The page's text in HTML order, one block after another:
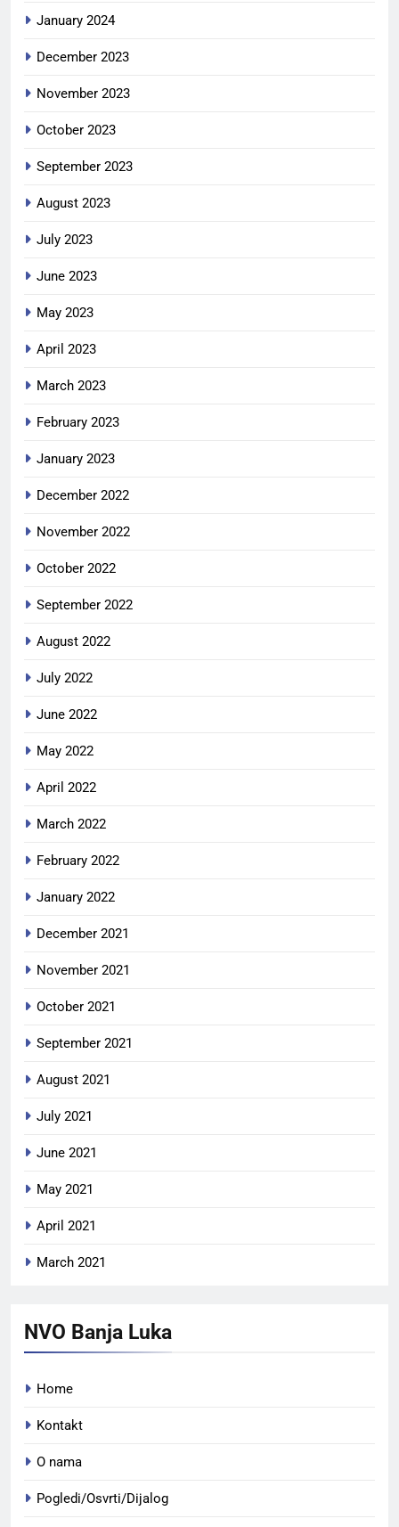
January 2024
December 2023
November 2023
October 2023
September 2023
August 2023
July 2023
June 2023
May 2023
April 2023
March 2023
February 2023
January 2023
December 2022
November 2022
October 2022
September 2022
August 2022
July 2022
June 2022
May 2022
April 2022
March 2022
February 2022
January 2022
December 2021
November 2021
October 2021
September 2021
August 2021
July 2021
June 2021
May 2021
April 2021
March 2021
NVO Banja Luka
Home
Kontakt
O nama
Pogledi/Osvrti/Dijalog